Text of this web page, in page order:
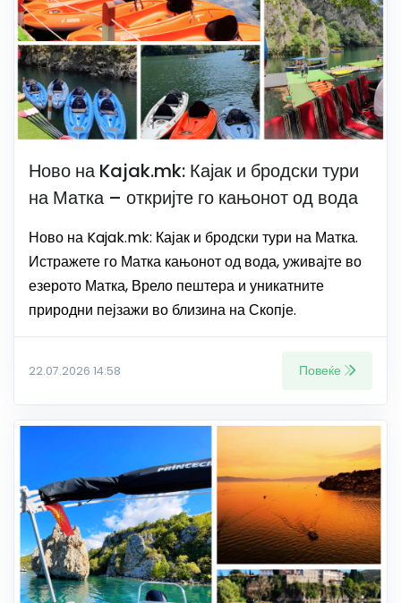
Ново на Kajak.mk: Кајак и бродски тури
на Матка – откријте го кањонот од вода
Ново на Kajak.mk: Кајак и бродски тури на Матка.
Истражете го Матка кањонот од вода, уживајте во
езерото Матка, Врело пештера и уникатните
природни пејзажи во близина на Скопје.
22.07.2026 14:58 Повеќе